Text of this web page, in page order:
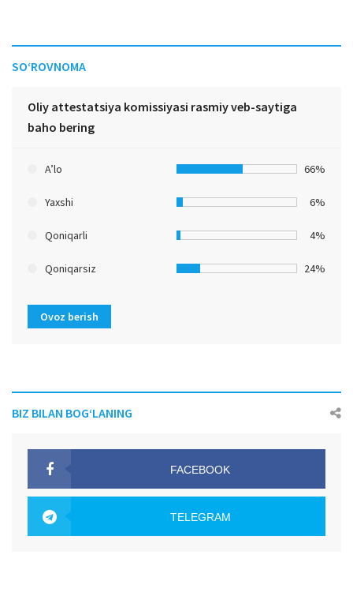
SO‘ROVNOMA
Oliy attestatsiya komissiyasi rasmiy veb-saytiga
baho bering
A’lo 66%
Yaxshi 6%
Qoniqarli 4%
Qoniqarsiz 24%
Ovoz berish
BIZ BILAN BOG‘LANING
FACEBOOK
TELEGRAM